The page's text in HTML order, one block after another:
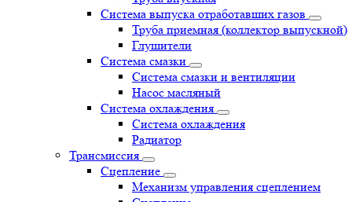
Система выпуска отработавших газов
Труба приемная (коллектор выпускной)
Глушители
Система смазки
Система смазки и вентиляции
Насос масляный
Система охлаждения
Система охлаждения
Радиатор
Трансмиссия
Сцепление
Механизм управления сцеплением